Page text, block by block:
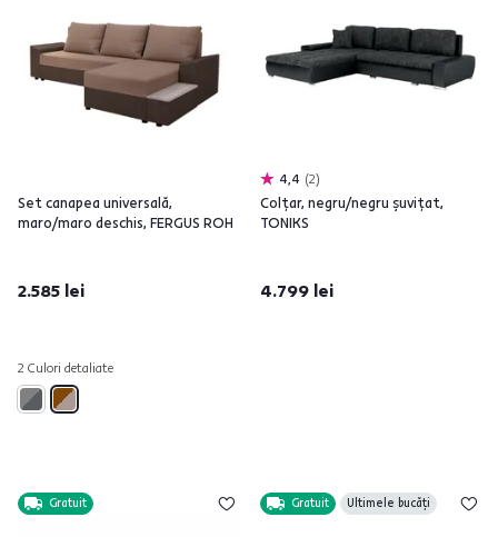
Set canapea universală,
maro/maro deschis, FERGUS ROH
2.585 lei
2 Culori detaliate
4,4 2
Colţar, negru/negru şuviţat,
TONIKS
4.799 lei
Gratuit Gratuit Ultimele bucăți